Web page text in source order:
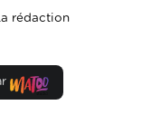
rédaction